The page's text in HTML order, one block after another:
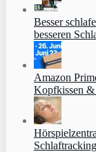
Besser
besseren
Amazon
Kopfkissen &
Schlaftracking